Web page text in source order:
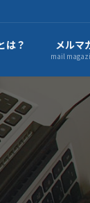
は？ メルマ
mail